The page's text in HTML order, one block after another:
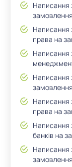
Написання
замовлення
Написання
права на
Написання
Написання
замовлення
Написання
права на
Написання
банків на
Написання
замовлення